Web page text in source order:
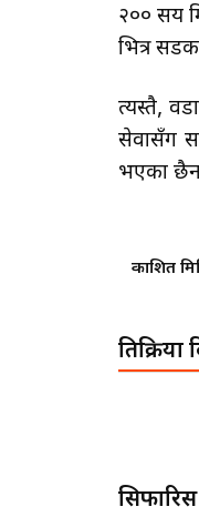
२०० सय
भित्र
त्यस्तै,
सेवासँग
भएका
प्रकाशित
सिफारिस